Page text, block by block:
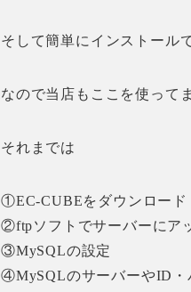
そして簡単にインストール
なので当店もここを使って
それまでは
①EC-CUBEをダウンロード
②ftpソフトでサーバーにア
③MySQLの設定
④MySQLのサーバーやID・